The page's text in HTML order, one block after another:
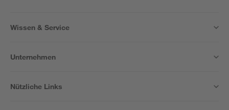
Wissen & Service
Unternehmen
Nützliche Links